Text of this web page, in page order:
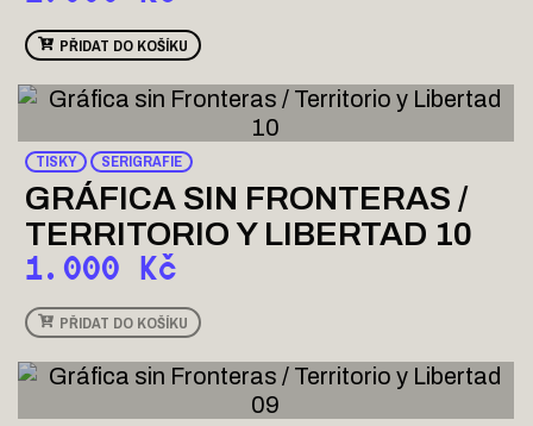
PŘIDAT DO KOŠÍKU
TISKY SERIGRAFIE
GRÁFICA SIN FRONTERAS /
TERRITORIO Y LIBERTAD 10
1.000 Kč
PŘIDAT DO KOŠÍKU